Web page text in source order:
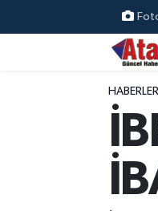
HABERLER
Hava Durumu
Trafik Durumu
Süper Lig Puan
Tüm Manşetler